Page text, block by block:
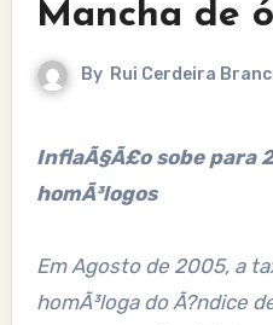
Mancha de
By Rui Cerdeira
InflaÃ§Ã£o sobe para 2,6% em termos
homÃ³logos
Em Agosto de 2005, a
homÃ³loga do Ã?ndice